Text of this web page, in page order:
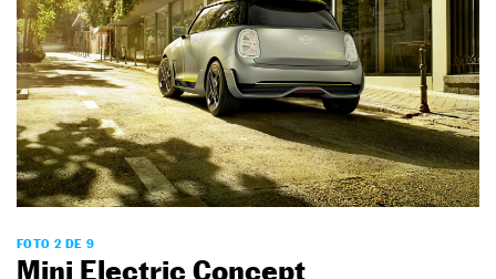
FOTO 2 DE 9
Mini Electric Concept